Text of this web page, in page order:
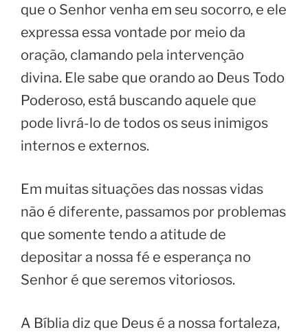
que o Senhor venha em seu socorro, e ele
expressa essa vontade por meio da
oração, clamando pela intervenção
divina. Ele sabe que orando ao Deus Todo
Poderoso, está buscando aquele que
pode livrá-lo de todos os seus inimigos
internos e externos.
Em muitas situações das nossas vidas
não é diferente, passamos por problemas
que somente tendo a atitude de
depositar a nossa fé e esperança no
Senhor é que seremos vitoriosos.
A Bíblia diz que Deus é a nossa fortaleza,